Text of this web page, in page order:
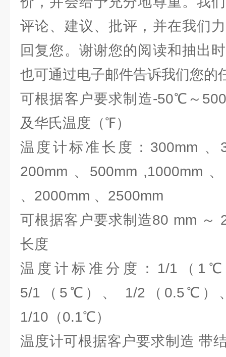
评论、建议、批评，并在我们
回复您。谢谢您的阅读和抽出
也可通过电子邮件告诉我们您
可根据客户要求制造-50℃～
及华氏温度（℉）
温度计标准长度：300mm 、
200mm 、500mm ,1000mm
、2000mm 、2500mm
可根据客户要求制造80 mm ～
长度
温度计标准分度：1/1（
5/1（5℃）、 1/2（0.5℃）
1/10（0.1℃）
温度计可根据客户要求制造 带